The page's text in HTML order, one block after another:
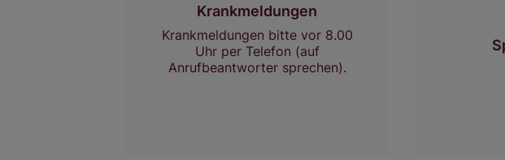
Krankmeldungen
Krankmeldungen bitte vor 8.00
Uhr per Telefon (auf
Anrufbeantworter sprechen).